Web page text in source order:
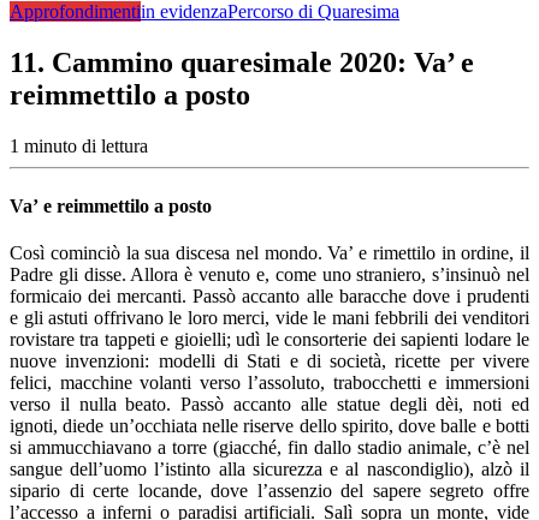
Approfondimentiin evidenzaPercorso di Quaresima
11. Cammino quaresimale 2020: Va’ e
reimmettilo a posto
1 minuto di lettura
Va’ e reimmettilo a posto
Così cominciò la sua discesa nel mondo. Va’ e ri­mettilo in ordine, il
Padre gli disse. Allora è venuto e, come uno straniero, s’insinuò nel
formicaio dei mer­canti. Passò accanto alle baracche dove i prudenti
e gli astuti offrivano le loro merci, vide le mani febbrili dei venditori
rovistare tra tappeti e gioielli; udì le con­sorterie dei sapienti lodare le
nuove invenzioni: mo­delli di Stati e di società, ricette per vivere
felici, mac­chine volanti verso l’assoluto, trabocchetti e immer­sioni
verso il nulla beato. Passò accanto alle statue degli dèi, noti ed
ignoti, diede un’occhiata nelle riser­ve dello spirito, dove balle e botti
si ammucchiavano a torre (giacché, fin dallo stadio animale, c’è nel
sangue dell’uomo l’istinto alla sicurezza e al nascondiglio), alzò il
sipario di certe locande, dove l’assenzio del sapere segreto offre
l’accesso a inferni o paradisi arti­ficiali. Salì sopra un monte, vide